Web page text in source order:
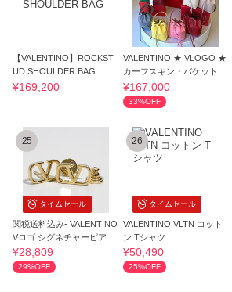
【VALENTINO】ROCKST
UD SHOULDER BAG
¥169,200
VALENTINO ★ VLOGO ★
カーフスキン・バケットバ
ッグ
¥167,000
33%OFF
タイムセール
25
関税送料込み- VALENTINO
Vロゴ シグネチャーピアス
イヤリング
¥28,809
29%OFF
タイムセール
26
VALENTINO VLTN コット
ン Tシャツ
¥50,490
25%OFF